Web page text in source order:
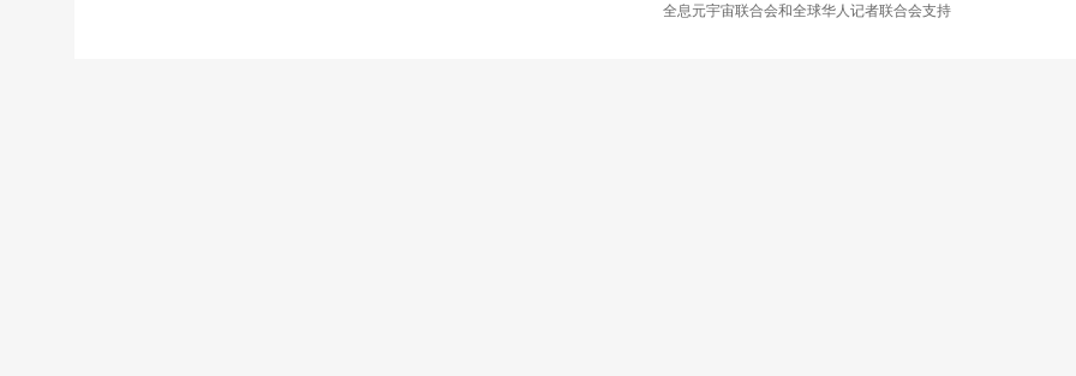
全息元宇宙联合会和全球华人记者联合会支持